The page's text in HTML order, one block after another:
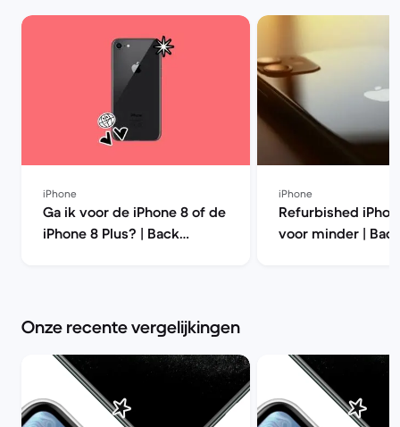
iPhone
Ga ik voor de iPhone 8 of de
iPhone 8 Plus? | Back
iPhone
Refurbished
voor minder |
Onze recente vergelijkingen